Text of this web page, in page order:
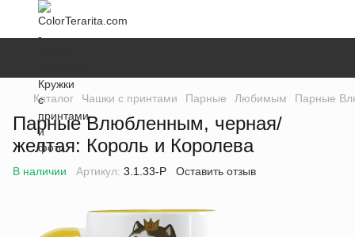
Каталог Чашки с принтами Парные Любимым Парные
Парные Влюбленным, черная/
желтая: Король и Королева
В наличии Артикул: 3.1.33-P Оставить отзыв